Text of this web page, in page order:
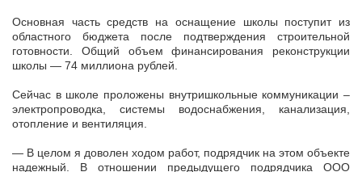
Основная часть средств на оснащение школы поступит из
областного бюджета после подтверждения строительной
готовности. Общий объем финансирования реконструкции
школы — 74 миллиона рублей.
Сейчас в школе проложены внутришкольные коммуникации –
электропроводка, системы водоснабжения, канализация,
отопление и вентиляция.
— В целом я доволен ходом работ, подрядчик на этом объекте
надежный. В отношении предыдущего подрядчика ООО